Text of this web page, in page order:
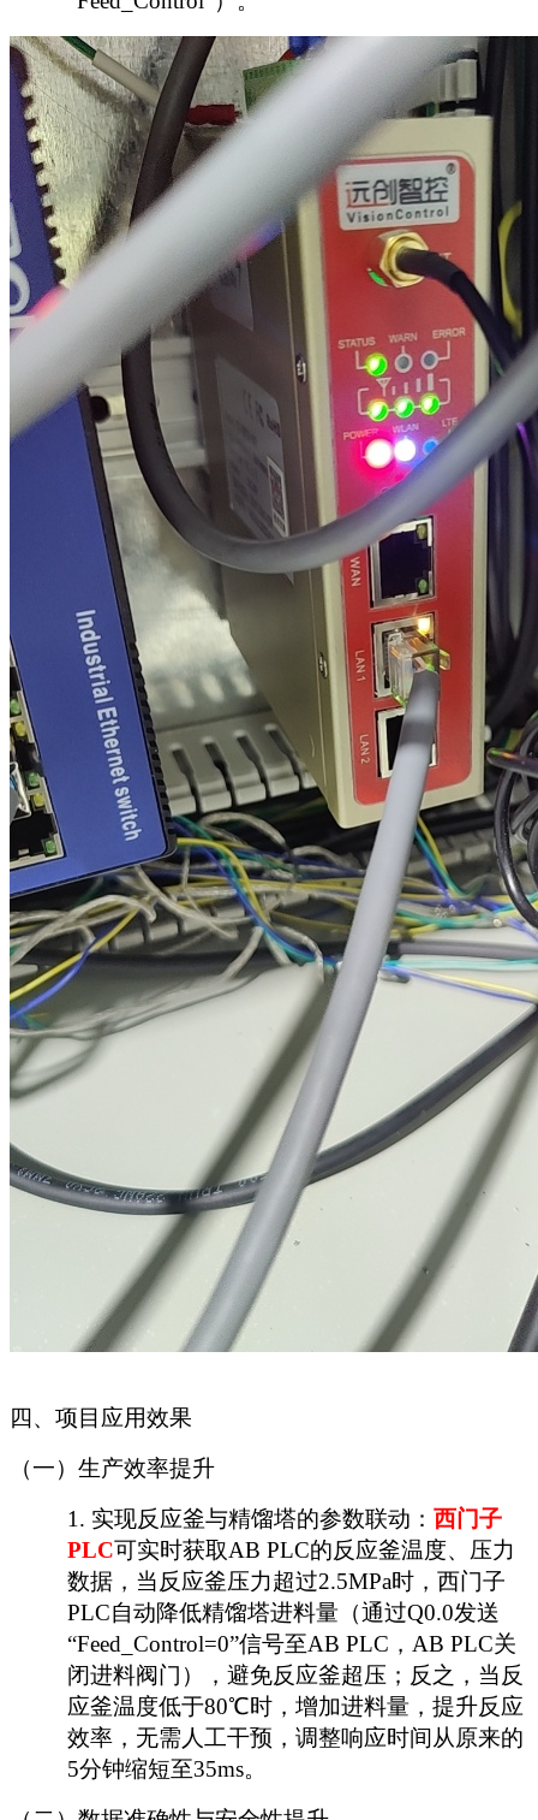
四 、项目应用效果
（一）生产效率提升
1. 实现反应釜与精馏塔的参数联动： 西门子
PLC可实时获取AB PLC的反应釜温度、压力
数据，当反应釜压力超过2.5MPa时，西门子
PLC自动降低精馏塔进料量（通过Q0.0发送
“Feed_Control=0”信号至AB PLC，AB PLC关
闭进料阀门），避免反应釜超压；反之，当反
应釜温度低于80℃时，增加进料量，提升反应
效率，无需人工干预，调整响应时间从原来的
5分钟缩短至35ms。